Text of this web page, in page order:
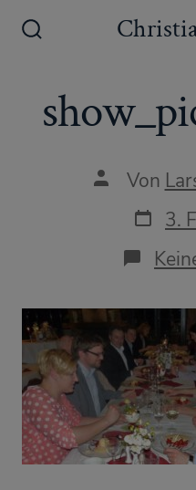
Inhalt
Autor
Beitrags
Von
Datum
des
3.